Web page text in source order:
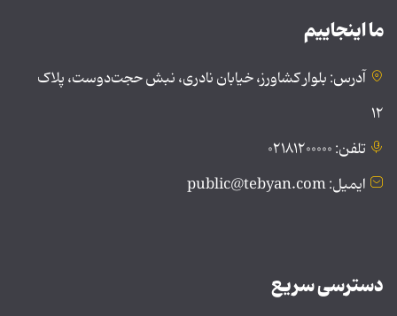
ما اینجاییم
آدرس: بلوار کشاورز، خیابان نادری، نبش حجت‌دوست، پلاک
۱۲
تلفن: ۰۲۱۸۱۲۰۰۰۰۰
ایمیل: public@tebyan.com
دسترسی سریع